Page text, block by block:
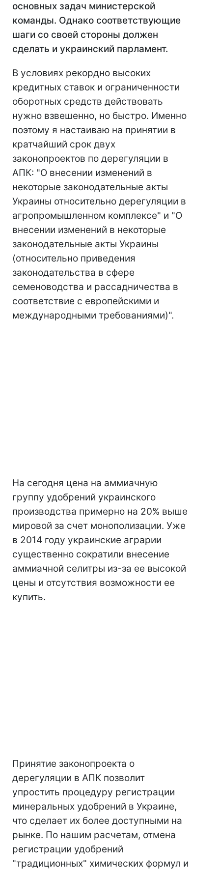
основных задач министерской
команды. Однако соответствующие
шаги со своей стороны должен
сделать и украинский парламент.
В условиях рекордно высоких
кредитных ставок и ограниченности
оборотных средств действовать
нужно взвешенно, но быстро. Именно
поэтому я настаиваю на принятии в
кратчайший срок двух
законопроектов по дерегуляции в
АПК: "О внесении изменений в
некоторые законодательные акты
Украины относительно дерегуляции в
агропромышленном комплексе" и "О
внесении изменений в некоторые
законодательные акты Украины
(относительно приведения
законодательства в сфере
семеноводства и рассадничества в
соответствие с европейскими и
международными требованиями)".
На сегодня цена на аммиачную
группу удобрений украинского
производства примерно на 20% выше
мировой за счет монополизации. Уже
в 2014 году украинские аграрии
существенно сократили внесение
аммиачной селитры из-за ее высокой
цены и отсутствия возможности ее
купить.
Принятие законопроекта о
дерегуляции в АПК позволит
упростить процедуру регистрации
минеральных удобрений в Украине,
что сделает их более доступными на
рынке. По нашим расчетам, отмена
регистрации удобрений
"традиционных" химических формул и